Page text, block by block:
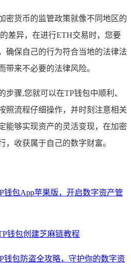
密货币的监管政策就像不同地区的
差异，在进行ETH交易时，您要
确保自己的行为符合当地的法律法
带来不必要的法律风险。
步骤,您就可以在TP钱包中顺利、
照流程仔细操作，并时刻注意相关
能够实现资产的灵活变现，在加密
，收获属于自己的数字财富。
钱包App苹果版，开启数字资产管
钱包创建芝麻链教程
钱包防盗全攻略，守护你的数字资